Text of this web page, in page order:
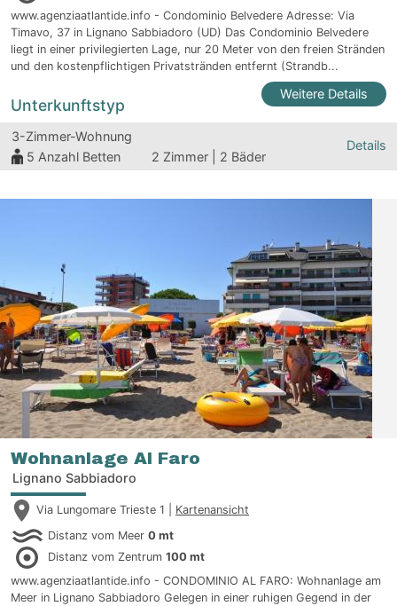
www.agenziaatlantide.info - Condominio Belvedere Adresse: Via
Timavo, 37 in Lignano Sabbiadoro (UD) Das Condominio Belvedere
liegt in einer privilegierten Lage, nur 20 Meter von den freien Stränden
und den kostenpflichtigen Privatstränden entfernt (Strandb...
Weitere Details
Unterkunftstyp
3-Zimmer-Wohnung
5 Anzahl Betten 2 Zimmer | 2 Bäder
Details
Wohnanlage Al Faro
Lignano Sabbiadoro
Via Lungomare Trieste 1 | Kartenansicht
Distanz vom Meer 0 mt
Distanz vom Zentrum 100 mt
www.agenziaatlantide.info - CONDOMINIO AL FARO: Wohnanlage am
Meer in Lignano Sabbiadoro Gelegen in einer ruhigen Gegend in der